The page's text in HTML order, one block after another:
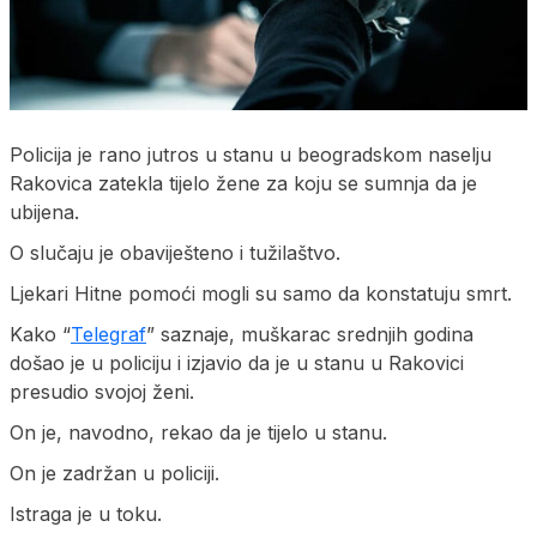
Policija je rano jutros u stanu u beogradskom naselju
Rakovica zatekla tijelo žene za koju se sumnja da je
ubijena.
O slučaju je obaviješteno i tužilaštvo.
Ljekari Hitne pomoći mogli su samo da konstatuju smrt.
Kako “Telegraf” saznaje, muškarac srednjih godina
došao je u policiju i izjavio da je u stanu u Rakovici
presudio svojoj ženi.
On je, navodno, rekao da je tijelo u stanu.
On je zadržan u policiji.
Istraga je u toku.